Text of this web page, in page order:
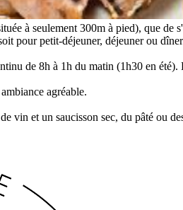
à seulement 300m à pied), que
pour petit-déjeuner, déjeuner ou
de 8h à 1h du matin (1h30 en
agréable.
vin et un saucisson sec, du pâté ou